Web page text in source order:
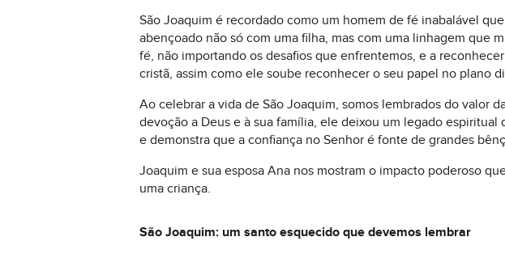
São Joaquim é recordado como um homem de fé inabalável
abençoado não só com uma filha, mas com uma linhagem que
fé, não importando os desafios que enfrentemos, e a
cristã, assim como ele soube reconhecer o seu papel no plano
Ao celebrar a vida de São Joaquim, somos lembrados do valor
devoção a Deus e à sua família, ele deixou um legado
e demonstra que a confiança no Senhor é fonte de grandes
Joaquim e sua esposa Ana nos mostram o impacto poderoso
uma criança.
São Joaquim: um santo esquecido que devemos lembrar